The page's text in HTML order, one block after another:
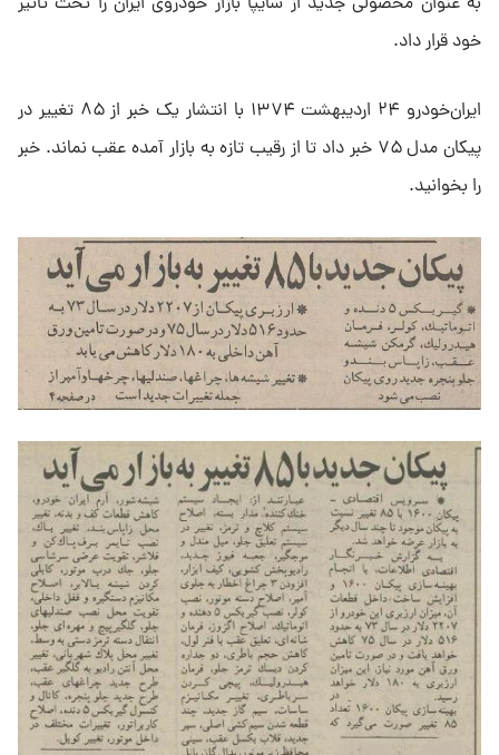
خود قرار داد.
ایران‌خودرو ۲۴ اردیبهشت ۱۳۷۴ با انتشار یک خبر از ۸۵ تغییر در
پیکان مدل ۷۵ خبر داد تا از رقیب تازه به بازار آمده عقب نماند. خبر
را بخوانید.